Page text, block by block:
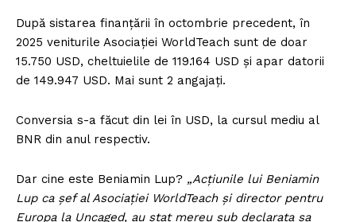
După sistarea finanțării în octombrie precedent, în
2025 veniturile Asociației WorldTeach sunt de doar
15.750 USD, cheltuielile de 119.164 USD și apar datorii
de 149.947 USD. Mai sunt 2 angajați.
Conversia s-a făcut din lei în USD, la cursul mediu al
BNR din anul respectiv.
Dar cine este Beniamin Lup? „Acțiunile lui Beniamin
Lup ca șef al Asociației WorldTeach și director pentru
Europa la Uncaged, au stat mereu sub declarata sa